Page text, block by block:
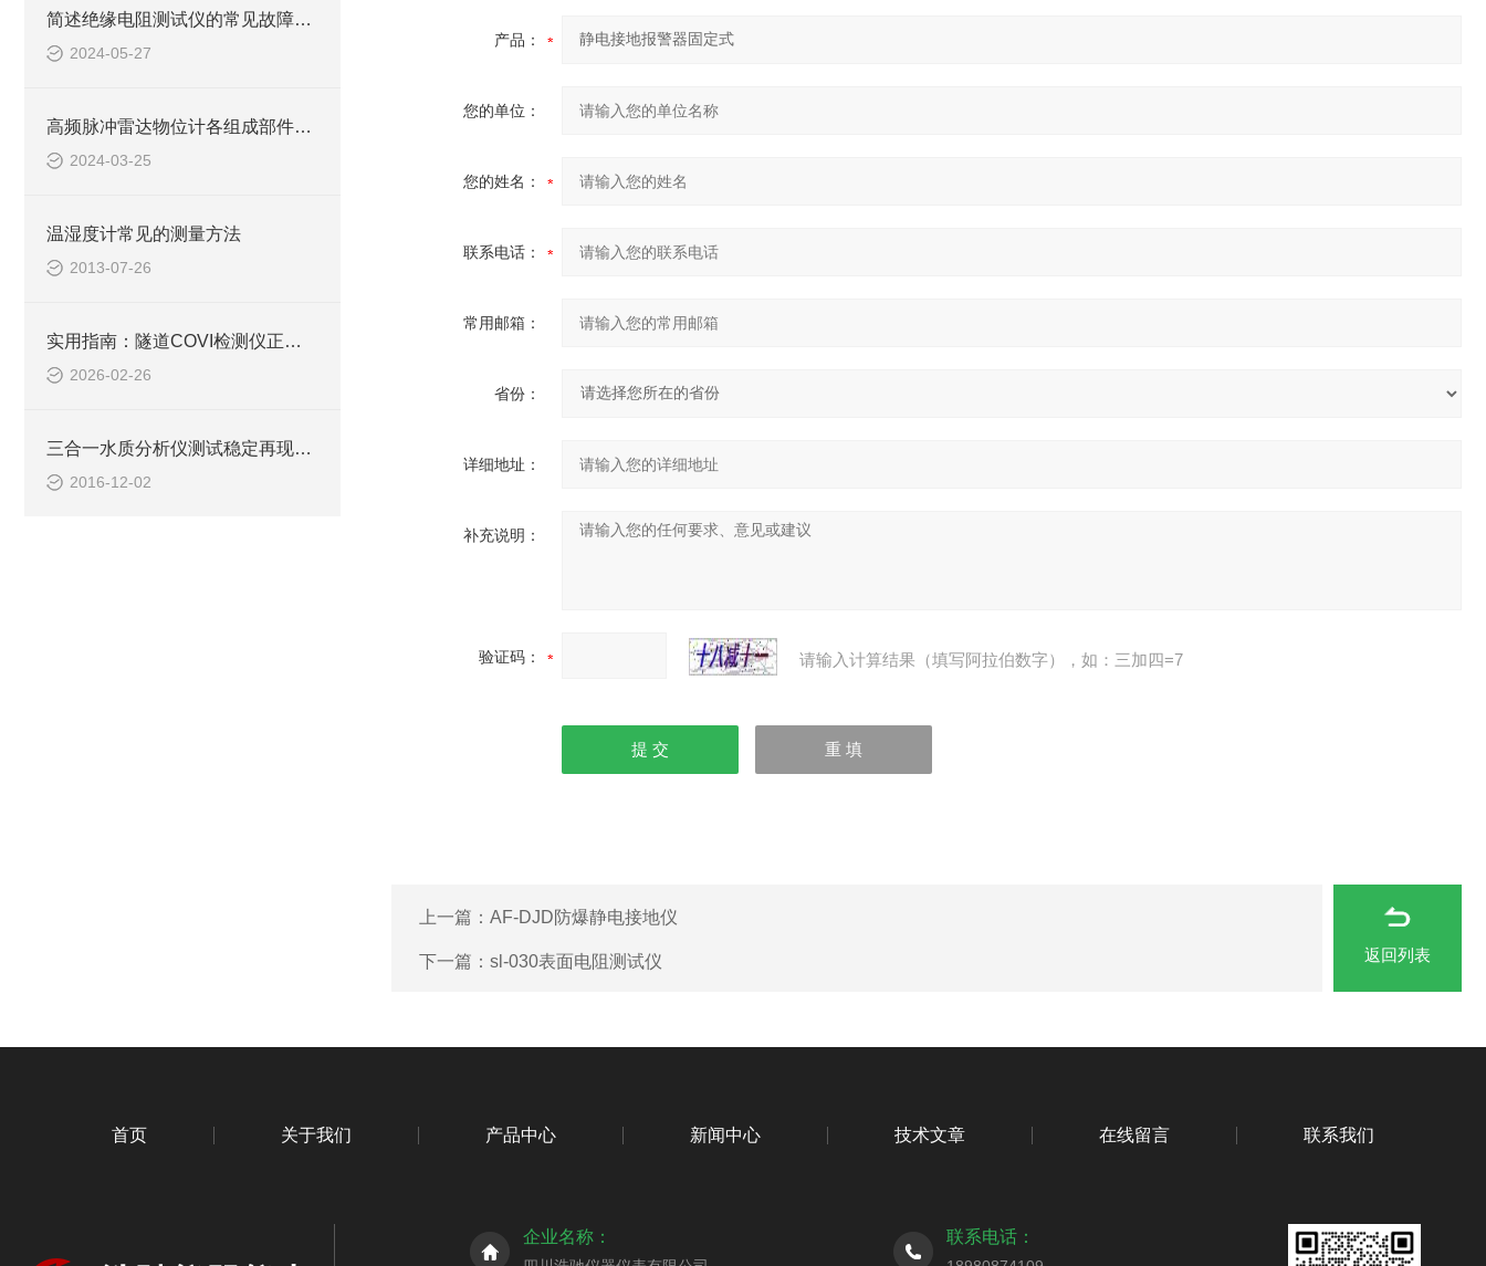
简述绝缘电阻测试仪的常见故障相应解决方法
2024-05-27
高频脉冲雷达物位计各组成部件的功能特点分享
2024-03-25
温湿度计常见的测量方法
2013-07-26
实用指南：隧道COVI检测仪正确使用方法大公开
2026-02-26
三合一水质分析仪测试稳定再现性良好
2016-12-02
产品：
您的单位：
您的姓名：
联系电话：
常用邮箱：
省份：
详细地址：
补充说明：
验证码： 请输入计算结果（填写阿拉伯数字），如：三加四=7
上一篇： AF-DJD防爆静电接地仪
下一篇： sl-030表面电阻测试仪 返回列表
首页 关于我们 产品中心 新闻中心 技术文章 在线留言 联系我们
企业名称： 联系电话：